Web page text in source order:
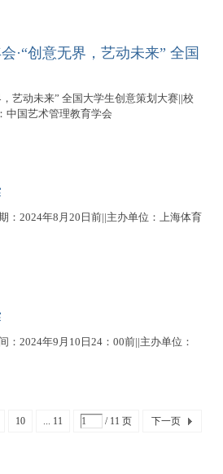
·“创意无界，艺动未来” 全国
艺动未来” 全国大学生创意策划大赛||校
中国艺术管理教育学会
：2024年8月20日前||主办单位：上海体育
2024年9月10日24：00前||主办单位：
10 ... 11 / 11 页 下一页